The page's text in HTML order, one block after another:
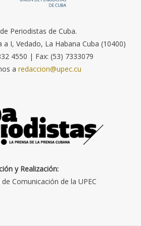
Periodistas de Cuba.
a I, Vedado, La Habana Cuba (10400)
4550 | Fax: (53) 7333079
a redaccion@upec.cu
y Realización:
Comunicación de la UPEC